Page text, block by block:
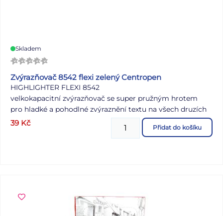
Skladem
Zvýrazňovač 8542 flexi zelený Centropen
HIGHLIGHTER FLEXI 8542
velkokapacitní zvýrazňovač se super pružným hrotem
pro hladké a pohodlné zvýraznění textu na všech druzích
papírů
fluorescenční pigmentový inkoust
39 Kč Přidat do košíku